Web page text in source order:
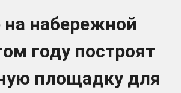
на набережной
году построят
площадку для